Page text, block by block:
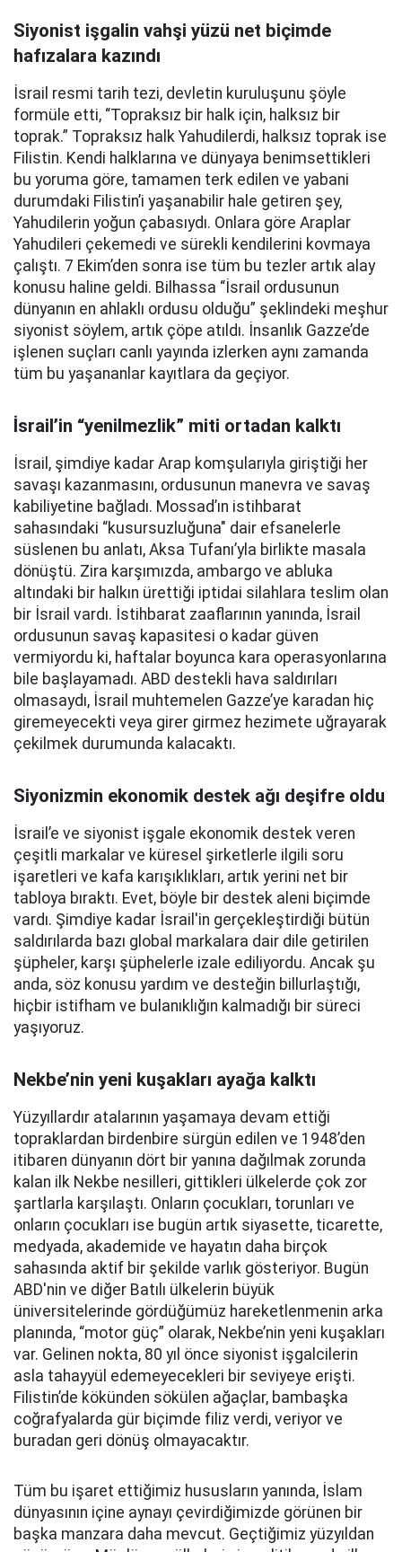
Siyonist işgalin vahşi yüzü net biçimde
hafızalara kazındı
İsrail resmi tarih tezi, devletin kuruluşunu şöyle
formüle etti, “Topraksız bir halk için, halksız bir
toprak.” Topraksız halk Yahudilerdi, halksız toprak ise
Filistin. Kendi halklarına ve dünyaya benimsettikleri
bu yoruma göre, tamamen terk edilen ve yabani
durumdaki Filistin’i yaşanabilir hale getiren şey,
Yahudilerin yoğun çabasıydı. Onlara göre Araplar
Yahudileri çekemedi ve sürekli kendilerini kovmaya
çalıştı. 7 Ekim’den sonra ise tüm bu tezler artık alay
konusu haline geldi. Bilhassa “İsrail ordusunun
dünyanın en ahlaklı ordusu olduğu” şeklindeki meşhur
siyonist söylem, artık çöpe atıldı. İnsanlık Gazze’de
işlenen suçları canlı yayında izlerken aynı zamanda
tüm bu yaşananlar kayıtlara da geçiyor.
İsrail’in “yenilmezlik” miti ortadan kalktı
İsrail, şimdiye kadar Arap komşularıyla giriştiği her
savaşı kazanmasını, ordusunun manevra ve savaş
kabiliyetine bağladı. Mossad’ın istihbarat
sahasındaki “kusursuzluğuna" dair efsanelerle
süslenen bu anlatı, Aksa Tufanı’yla birlikte masala
dönüştü. Zira karşımızda, ambargo ve abluka
altındaki bir halkın ürettiği iptidai silahlara teslim olan
bir İsrail vardı. İstihbarat zaaflarının yanında, İsrail
ordusunun savaş kapasitesi o kadar güven
vermiyordu ki, haftalar boyunca kara operasyonlarına
bile başlayamadı. ABD destekli hava saldırıları
olmasaydı, İsrail muhtemelen Gazze’ye karadan hiç
giremeyecekti veya girer girmez hezimete uğrayarak
çekilmek durumunda kalacaktı.
Siyonizmin ekonomik destek ağı deşifre oldu
İsrail’e ve siyonist işgale ekonomik destek veren
çeşitli markalar ve küresel şirketlerle ilgili soru
işaretleri ve kafa karışıklıkları, artık yerini net bir
tabloya bıraktı. Evet, böyle bir destek aleni biçimde
vardı. Şimdiye kadar İsrail'in gerçekleştirdiği bütün
saldırılarda bazı global markalara dair dile getirilen
şüpheler, karşı şüphelerle izale ediliyordu. Ancak şu
anda, söz konusu yardım ve desteğin billurlaştığı,
hiçbir istifham ve bulanıklığın kalmadığı bir süreci
yaşıyoruz.
Nekbe’nin yeni kuşakları ayağa kalktı
Yüzyıllardır atalarının yaşamaya devam ettiği
topraklardan birdenbire sürgün edilen ve 1948’den
itibaren dünyanın dört bir yanına dağılmak zorunda
kalan ilk Nekbe nesilleri, gittikleri ülkelerde çok zor
şartlarla karşılaştı. Onların çocukları, torunları ve
onların çocukları ise bugün artık siyasette, ticarette,
medyada, akademide ve hayatın daha birçok
sahasında aktif bir şekilde varlık gösteriyor. Bugün
ABD'nin ve diğer Batılı ülkelerin büyük
üniversitelerinde gördüğümüz hareketlenmenin arka
planında, “motor güç” olarak, Nekbe’nin yeni kuşakları
var. Gelinen nokta, 80 yıl önce siyonist işgalcilerin
asla tahayyül edemeyecekleri bir seviyeye erişti.
Filistin’de kökünden sökülen ağaçlar, bambaşka
coğrafyalarda gür biçimde filiz verdi, veriyor ve
buradan geri dönüş olmayacaktır.
Tüm bu işaret ettiğimiz hususların yanında, İslam
dünyasının içine aynayı çevirdiğimizde görünen bir
başka manzara daha mevcut. Geçtiğimiz yüzyıldan